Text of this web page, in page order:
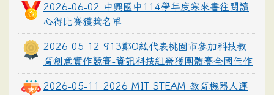
2026-06-02 中興國中114學年度寒來書往閱讀
心得比賽獲獎名單
2026-05-12 913鄭O紘代表桃園市參加科技教
育創意實作競賽-資訊科技組榮獲團體賽全國佳作
2026-05-11 2026 MIT STEAM 教育機器人運